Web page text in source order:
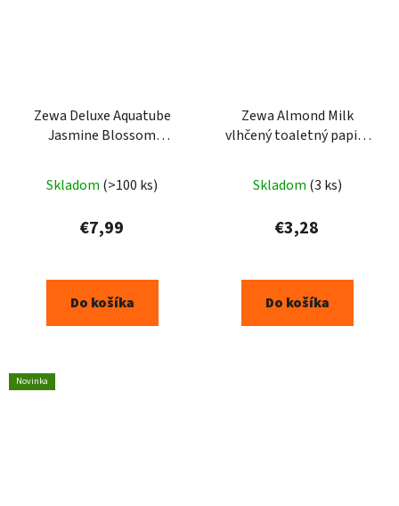
Zewa Deluxe Aquatube
Jasmine Blossom
Skladom (>100 ks)
€7,99
Do košíka
Zewa Almond Milk
vlhčený toaletný papier
Skladom (3 ks)
€3,28
Do košíka
Novinka